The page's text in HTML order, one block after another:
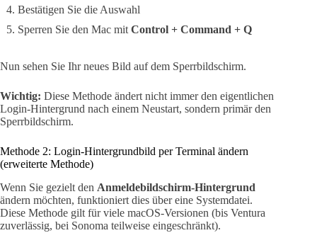
Bestätigen Sie die Auswahl
Sperren Sie den Mac mit Control + Command + Q
Nun sehen Sie Ihr neues Bild auf dem Sperrbildschirm.
Wichtig: Diese Methode ändert nicht immer den eigentlichen
Login-Hintergrund nach einem Neustart, sondern primär den
Sperrbildschirm.
Methode 2: Login-Hintergrundbild per Terminal ändern
(erweiterte Methode)
Wenn Sie gezielt den Anmeldebildschirm-Hintergrund
ändern möchten, funktioniert dies über eine Systemdatei.
Diese Methode gilt für viele macOS-Versionen (bis Ventura
zuverlässig, bei Sonoma teilweise eingeschränkt).